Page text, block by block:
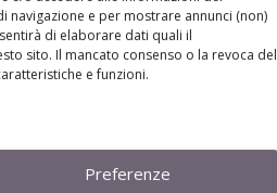
e per mostrare annunci (non)
di elaborare dati quali il
sito. Il mancato consenso o la revoca del
e funzioni.
Preferenze
della libido e
gestione del verro,